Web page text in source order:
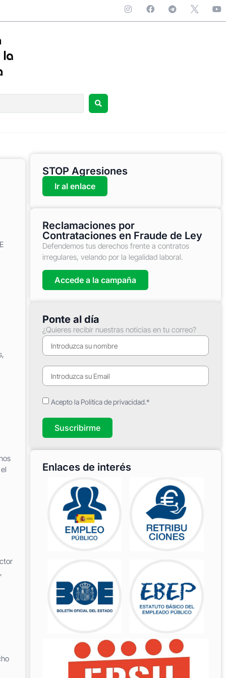
STOP Agresiones
Ir al enlace
Reclamaciones por
Contrataciones en Fraude de Ley
Defendemos tus derechos frente a contratos
irregulares, velando por la legalidad laboral.
Accede a la campaña
Ponte al día
¿Quieres recibir nuestras noticias en tu correo?
Acepto la Política de privacidad.*
Suscribirme
Enlaces de interés